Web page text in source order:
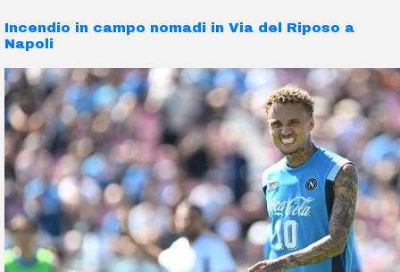
Incendio in campo nomadi in Via del Riposo a
Napoli